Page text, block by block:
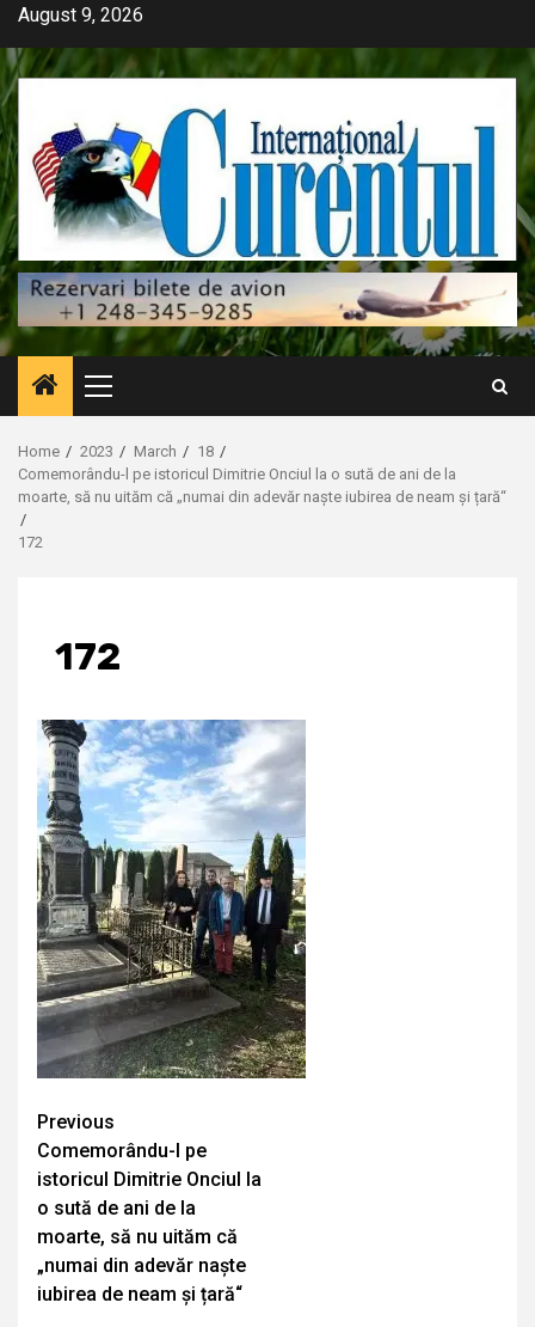
Skip
content
August 9, 2026
Primary
Menu
Home 2023 March
18
Comemorându-l pe istoricul Dimitrie Onciul la o sută de ani de la
moarte, să nu uităm că „numai din adevăr naște iubirea de neam și țară“
172
172
Continue
Reading
Previous
Comemorându-l pe
istoricul Dimitrie Onciul la
o sută de ani de la
moarte, să nu uităm că
„numai din adevăr naște
iubirea de neam și țară“